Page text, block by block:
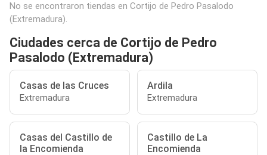
No se encontraron tiendas en Cortijo de Pedro Pasalodo
(Extremadura).
Ciudades cerca de Cortijo de Pedro
Pasalodo (Extremadura)
Casas de las Cruces
Extremadura
Ardila
Extremadura
Casas del Castillo de
la Encomienda
Castillo de La
Encomienda